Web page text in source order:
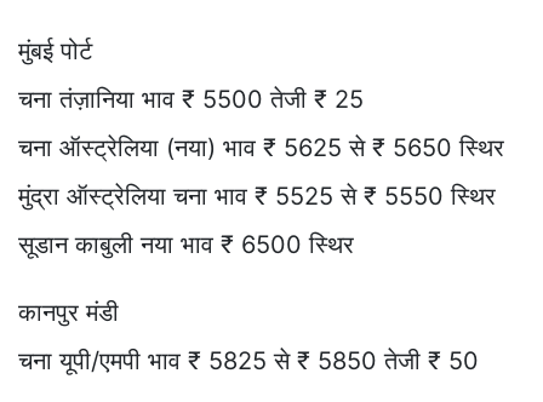
मुंबई पोर्ट
चना तंज़ानिया भाव ₹ 5500 तेजी ₹ 25
चना ऑस्ट्रेलिया (नया) भाव ₹ 5625 से ₹ 5650 स्थिर
मुंद्रा ऑस्ट्रेलिया चना भाव ₹ 5525 से ₹ 5550 स्थिर
सूडान काबुली नया भाव ₹ 6500 स्थिर
कानपुर मंडी
चना यूपी/एमपी भाव ₹ 5825 से ₹ 5850 तेजी ₹ 50